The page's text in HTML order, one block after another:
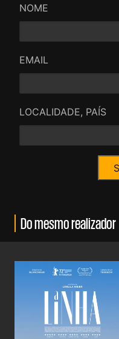
NOME
EMAIL
LOCALIDADE, PAÍS
Do mesmo realizador